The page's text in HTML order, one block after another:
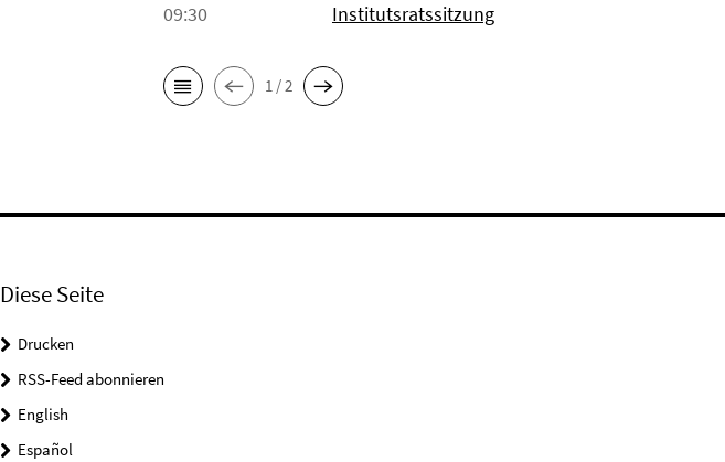
09:30
Institutsratssitzung
1 / 2
Diese Seite
Drucken
RSS-Feed abonnieren
English
Español